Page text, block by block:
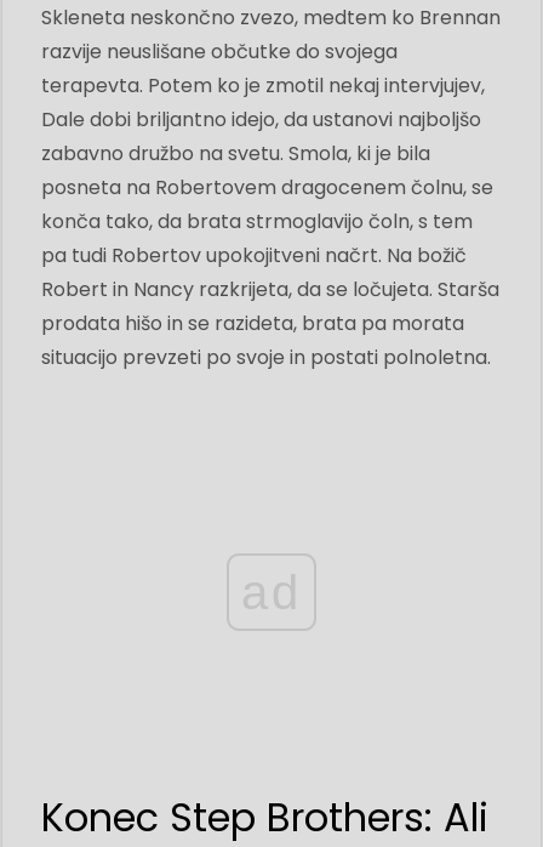
Skleneta neskončno zvezo, medtem ko Brennan
razvije neuslišane občutke do svojega
terapevta. Potem ko je zmotil nekaj intervjujev,
Dale dobi briljantno idejo, da ustanovi najboljšo
zabavno družbo na svetu. Smola, ki je bila
posneta na Robertovem dragocenem čolnu, se
konča tako, da brata strmoglavijo čoln, s tem
pa tudi Robertov upokojitveni načrt. Na božič
Robert in Nancy razkrijeta, da se ločujeta. Starša
prodata hišo in se razideta, brata pa morata
situacijo prevzeti po svoje in postati polnoletna.
ad
Konec Step Brothers: Ali